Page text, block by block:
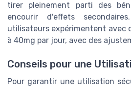
tirer pleinement parti des
encourir d'effets
utilisateurs expérimentent avec
à 40mg par jour, avec des
Conseils pour une
Pour garantir une utilisation